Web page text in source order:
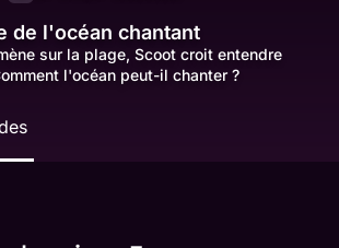
de l'océan chantant
sur la plage, Scoot croit entendre
l'océan peut-il chanter ?